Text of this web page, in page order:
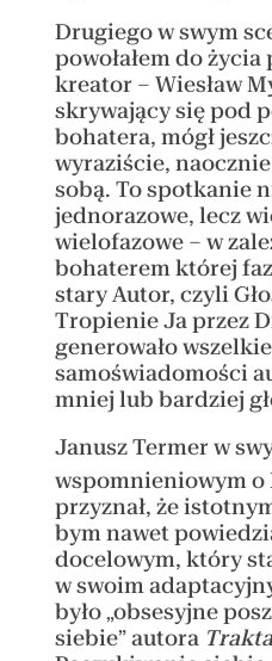
Drugiego w swym
powołałem do
kreator – Wiesław
skrywający się pod
bohatera, mógł
wyraziście,
sobą. To spotkanie
jednorazowe, lecz
wielofazowe – w
bohaterem której
stary Autor, czyli
Tropienie Ja przez
generowało
samoświadomości
mniej lub bardziej
Janusz Termer w
wspomnieniowym
przyznał, że
bym nawet
docelowym, który
w swoim
było „obsesyjne
siebie” autora